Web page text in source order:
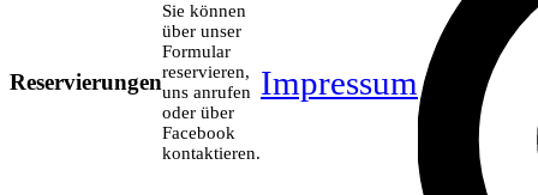
Reservierungen
Sie können
über unser
Formular
reservieren,
uns anrufen
oder über
Facebook
kontaktieren.
Impressum